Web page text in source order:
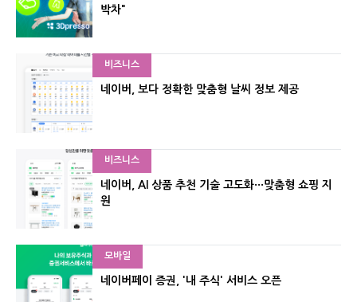
박차"
비즈니스
네이버, 보다 정확한 맞춤형 날씨 정보 제공
비즈니스
네이버, AI 상품 추천 기술 고도화···맞춤형 쇼핑 지
원
모바일
네이버페이 증권, '내 주식' 서비스 오픈